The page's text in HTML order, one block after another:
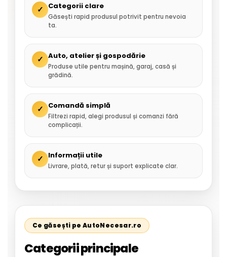
✓ Categorii clare
Găsești rapid produsul potrivit pentru nevoia
ta.
✓ Auto, atelier și gospodărie
Produse utile pentru mașină, garaj, casă și
grădină.
✓ Comandă simplă
Filtrezi rapid, alegi produsul și comanzi fără
complicații.
✓ Informații utile
Livrare, plată, retur și suport explicate clar.
Ce găsești pe AutoNecesar.ro
Categorii principale